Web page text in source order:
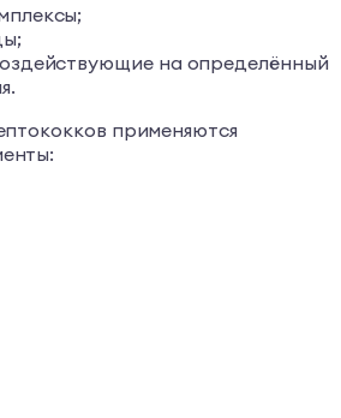
на определённый
применяются